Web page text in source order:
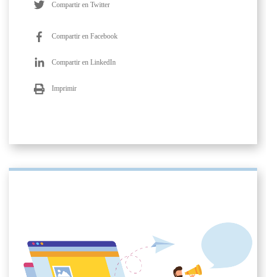
Compartir en Twitter
Compartir en Facebook
Compartir en LinkedIn
Imprimir